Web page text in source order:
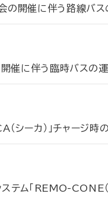
の開催に伴う路線
開催に伴う臨時バスの
シーカ）」チャージ
テム「REMO-CONE